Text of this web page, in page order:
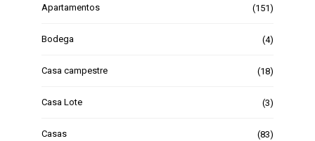
Apartamentos (151)
Bodega (4)
Casa campestre (18)
Casa Lote (3)
Casas (83)